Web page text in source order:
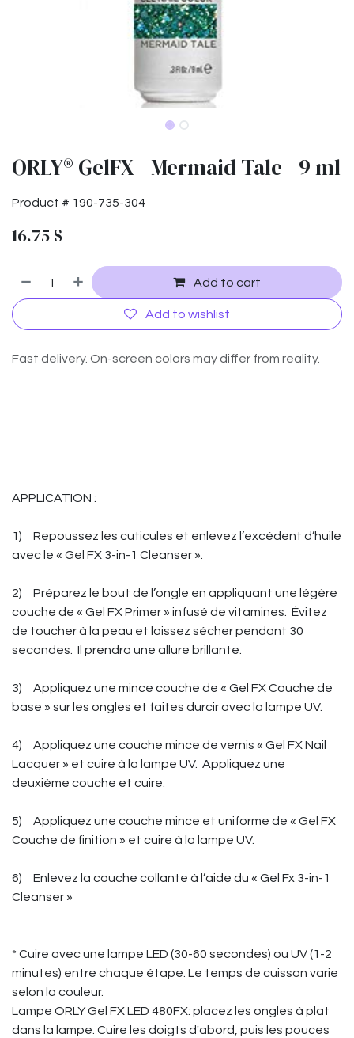
ORLY® GelFX - Mermaid Tale - 9 ml
Product # 190-735-304
16.75 $
Add to cart
Add to wishlist
Fast delivery. On-screen colors may differ from reality.
APPLICATION :
1)
Repoussez les cuticules et enlevez l’excédent d’huile
avec le « Gel FX 3-in-1 Cleanser ».
2)
Préparez le bout de l’ongle en appliquant une légère
couche de « Gel FX Primer » infusé de vitamines. Évitez
de toucher à la peau et laissez sécher pendant 30
secondes. Il prendra une allure brillante.
3)
Appliquez une mince couche de « Gel FX Couche de
base » sur les ongles et faites durcir avec la lampe UV.
4)
Appliquez une couche mince de vernis « Gel FX Nail
Lacquer » et cuire à la lampe UV. Appliquez une
deuxième couche et cuire.
5)
Appliquez une couche mince et uniforme de « Gel FX
Couche de finition » et cuire à la lampe UV.
6)
Enlevez la couche collante à l’aide du « Gel Fx 3-in-1
Cleanser »
* Cuire avec une lampe LED (30-60 secondes) ou UV (1-2
minutes) entre chaque étape. Le temps de cuisson varie
selon la couleur.
Lampe ORLY Gel FX LED 480FX: placez les ongles à plat
dans la lampe. Cuire les doigts d'abord, puis les pouces